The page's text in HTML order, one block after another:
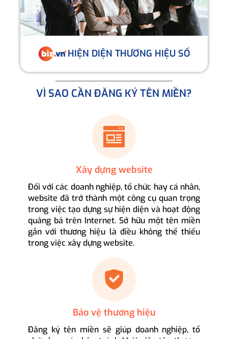
HIỆN DIỆN THƯƠNG HIỆU SỐ
VÌ SAO CẦN ĐĂNG KÝ TÊN MIỀN?
Xây dựng website
Đối với các doanh nghiệp, tổ chức hay cá nhân,
website đã trở thành một công cụ quan trọng
trong việc tạo dựng sự hiện diện và hoạt động
quảng bá trên Internet. Sở hữu một tên miền
gắn với thương hiệu là điều không thể thiếu
trong việc xây dựng website.
Bảo vệ thương hiệu
Đăng ký tên miền sẽ giúp doanh nghiệp, tổ